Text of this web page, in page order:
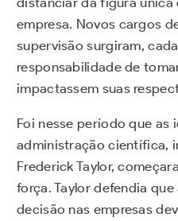
empresa. Novos cargos
supervisão surgiram,
responsabilidade de
impactassem suas
Foi nesse período que as
administração científica,
Frederick Taylor,
força. Taylor defendia
decisão nas empresas